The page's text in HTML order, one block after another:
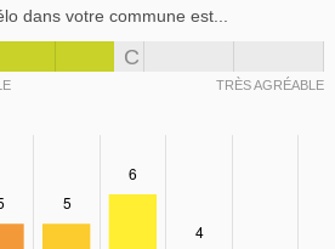
dans votre commune est...
C
TRÈS AGRÉABLE